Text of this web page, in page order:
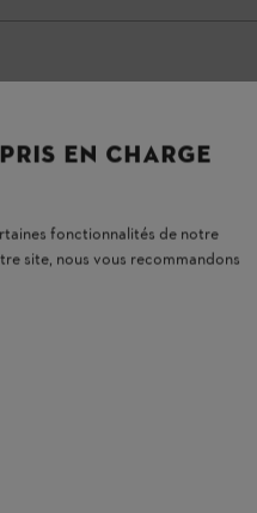
EN CHARGE
fonctionnalités de notre
site, nous vous recommandons